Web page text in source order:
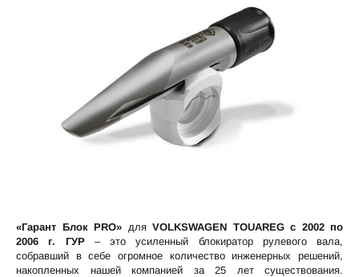
«Гарант Блок PRO» для VOLKSWAGEN TOUAREG c 2002 по
2006 г. ГУР– это усиленный блокиратор рулевого вала,
собравший в себе огромное количество инженерных решений,
накопленных нашей компанией за 25 лет существования.